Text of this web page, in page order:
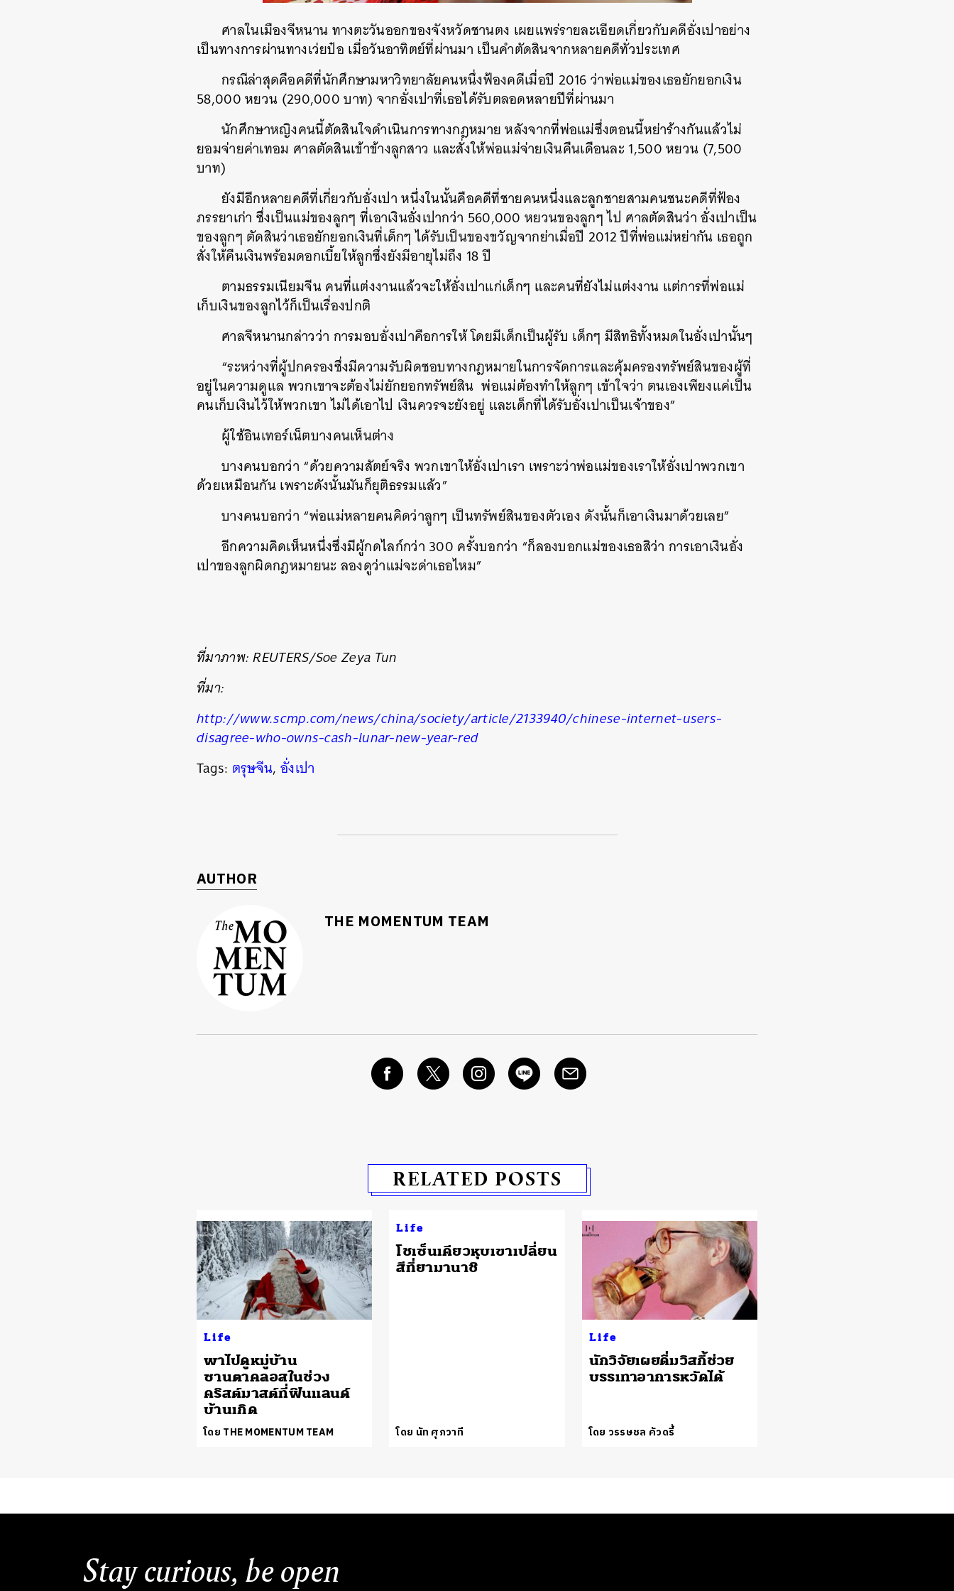
ศาลในเมืองจีหนาน ทางตะวันออกของจังหวัดชานตง เผยแพร่รายละเอียดเกี่ยวกับคดีอั่งเปาอย่าง
เป็นทางการผ่านทางเว่ยป๋อ เมื่อวันอาทิตย์ที่ผ่านมา เป็นคำตัดสินจากหลายคดีทั่วประเทศ
กรณีล่าสุดคือคดีที่นักศึกษามหาวิทยาลัยคนหนึ่งฟ้องคดีเมื่อปี 2016 ว่าพ่อแม่ของเธอยักยอกเงิน
58,000 หยวน (290,000 บาท) จากอั่งเปาที่เธอได้รับตลอดหลายปีที่ผ่านมา
นักศึกษาหญิงคนนี้ตัดสินใจดำเนินการทางกฎหมาย หลังจากที่พ่อแม่ซึ่งตอนนี้หย่าร้างกันแล้วไม่
ยอมจ่ายค่าเทอม ศาลตัดสินเข้าข้างลูกสาว และสั่งให้พ่อแม่จ่ายเงินคืนเดือนละ 1,500 หยวน (7,500
บาท)
ยังมีอีกหลายคดีที่เกี่ยวกับอั่งเปา หนึ่งในนั้นคือคดีที่ชายคนหนึ่งและลูกชายสามคนชนะคดีที่ฟ้อง
ภรรยาเก่า ซึ่งเป็นแม่ของลูกๆ ที่เอาเงินอั่งเปากว่า 560,000 หยวนของลูกๆ ไป ศาลตัดสินว่า อั่งเปาเป็น
ของลูกๆ ตัดสินว่าเธอยักยอกเงินที่เด็กๆ ได้รับเป็นของขวัญจากย่าเมื่อปี 2012 ปีที่พ่อแม่หย่ากัน เธอถูก
สั่งให้คืนเงินพร้อมดอกเบี้ยให้ลูกซึ่งยังมีอายุไม่ถึง 18 ปี
ตามธรรมเนียมจีน คนที่แต่งงานแล้วจะให้อั่งเปาแก่เด็กๆ และคนที่ยังไม่แต่งงาน แต่การที่พ่อแม่
เก็บเงินของลูกไว้ก็เป็นเรื่องปกติ
ศาลจีหนานกล่าวว่า การมอบอั่งเปาคือการให้ โดยมีเด็กเป็นผู้รับ เด็กๆ มีสิทธิทั้งหมดในอั่งเปานั้นๆ
“ระหว่างที่ผู้ปกครองซึ่งมีความรับผิดชอบทางกฎหมายในการจัดการและคุ้มครองทรัพย์สินของผู้ที่
อยู่ในความดูแล พวกเขาจะต้องไม่ยักยอกทรัพย์สิน พ่อแม่ต้องทำให้ลูกๆ เข้าใจว่า ตนเองเพียงแค่เป็น
คนเก็บเงินไว้ให้พวกเขา ไม่ได้เอาไป เงินควรจะยังอยู่ และเด็กที่ได้รับอั่งเปาเป็นเจ้าของ”
ผู้ใช้อินเทอร์เน็ตบางคนเห็นต่าง
บางคนบอกว่า “ด้วยความสัตย์จริง พวกเขาให้อั่งเปาเรา เพราะว่าพ่อแม่ของเราให้อั่งเปาพวกเขา
ด้วยเหมือนกัน เพราะดังนั้นมันก็ยุติธรรมแล้ว”
บางคนบอกว่า “พ่อแม่หลายคนคิดว่าลูกๆ เป็นทรัพย์สินของตัวเอง ดังนั้นก็เอาเงินมาด้วยเลย”
อีกความคิดเห็นหนึ่งซึ่งมีผู้กดไลก์กว่า 300 ครั้งบอกว่า “ก็ลองบอกแม่ของเธอสิว่า การเอาเงินอั่ง
เปาของลูกผิดกฎหมายนะ ลองดูว่าแม่จะด่าเธอไหม”
ที่มาภาพ: REUTERS/Soe Zeya Tun
ที่มา:
http://www.scmp.com/news/china/society/article/2133940/chinese-internet-users-
disagree-who-owns-cash-lunar-new-year-red
Tags: ตรุษจีน, อั่งเปา
AUTHOR
THE MOMENTUM TEAM
RELATED POSTS
Life
พาไปดูหมู่บ้าน
ซานตาคลอสในช่วง
คริสต์มาสต์ที่ฟินแลนด์
บ้านเกิด
โดย THE MOMENTUM TEAM
Life
โชเซ็นเคียวหุบเขาเปลี่ยน
สีที่ยามานาชิ
โดย นัท ศุภวาที
Life
นักวิจัยเผยดื่มวิสกี้ช่วย
บรรเทาอาการหวัดได้
โดย วรรษชล คัวดรี้
Stay curious, be open